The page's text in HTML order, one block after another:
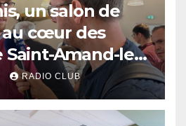
un salon de
cœur des
Amand-les-
RADIO CLUB